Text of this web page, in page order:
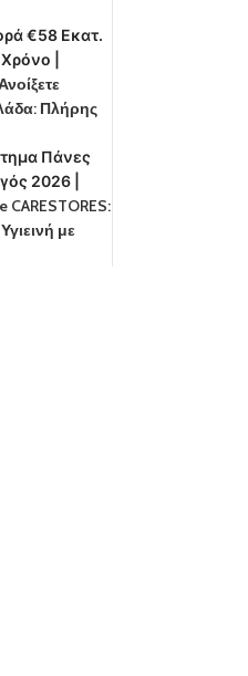
€58 Εκατ.
|
Πλήρης
Πάνες
2026 |
CARESTORES:
με